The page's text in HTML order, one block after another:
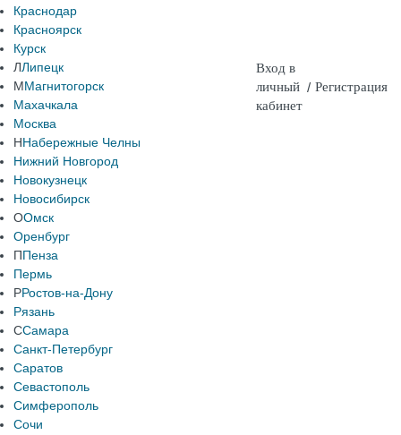
Краснодар
Красноярск
Курск
ЛЛипецк
ММагнитогорск
Махачкала
Москва
ННабережные Челны
Нижний Новгород
Новокузнецк
Новосибирск
ООмск
Оренбург
ППенза
Пермь
РРостов-на-Дону
Рязань
ССамара
Санкт-Петербург
Саратов
Севастополь
Симферополь
Сочи
Вход в
личный
кабинет
/ Регистрация